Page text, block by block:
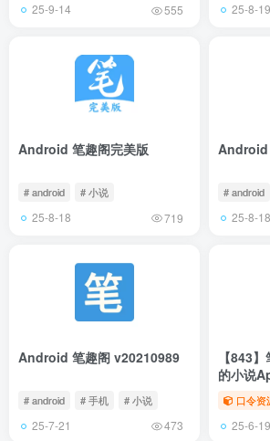
25-9-14 555 25-8-19
Android 笔趣阁完美版
# android # 小说
25-8-18 719
Android
# android
25-8-18
Android 笔趣阁 v20210989
# android # 手机 # 小说
25-7-21 473
【843
的小说
口令资
25-6-19